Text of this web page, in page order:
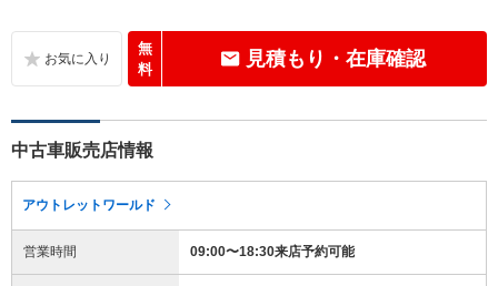
無
料
見積もり・在庫確認
中古車販売店情報
アウトレットワールド
営業時間 09:00〜18:30来店予約可能